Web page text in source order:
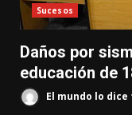
Sucesos
Daños por
educación de
El mundo lo dice